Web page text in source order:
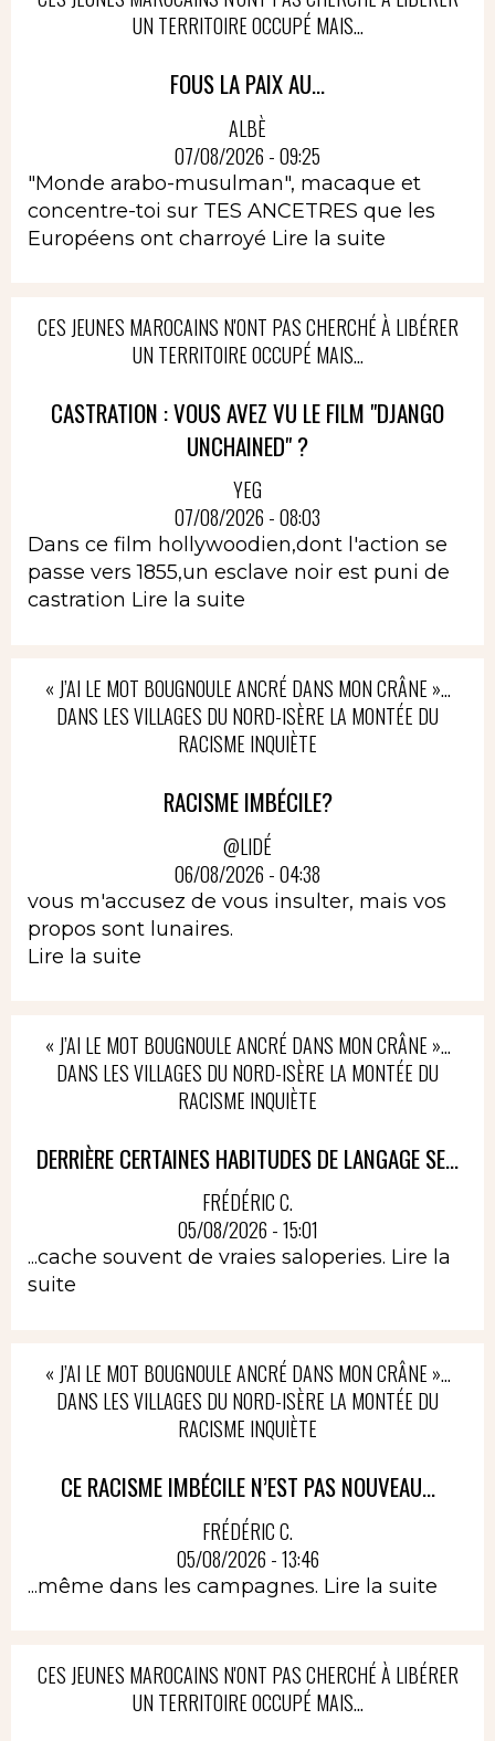
UN TERRITOIRE OCCUPÉ MAIS...
FOUS LA PAIX AU...
ALBÈ
07/08/2026 - 09:25
"Monde arabo-musulman", macaque et
concentre-toi sur TES ANCETRES que les
Européens ont charroyé Lire la suite
CES JEUNES MAROCAINS N'ONT PAS CHERCHÉ À LIBÉRER
UN TERRITOIRE OCCUPÉ MAIS...
CASTRATION : VOUS AVEZ VU LE FILM "DJANGO
UNCHAINED" ?
YEG
07/08/2026 - 08:03
Dans ce film hollywoodien,dont l'action se
passe vers 1855,un esclave noir est puni de
castration Lire la suite
« J’AI LE MOT BOUGNOULE ANCRÉ DANS MON CRÂNE »…
DANS LES VILLAGES DU NORD-ISÈRE LA MONTÉE DU
RACISME INQUIÈTE
RACISME IMBÉCILE?
@LIDÉ
06/08/2026 - 04:38
vous m'accusez de vous insulter, mais vos
propos sont lunaires.
Lire la suite
« J’AI LE MOT BOUGNOULE ANCRÉ DANS MON CRÂNE »…
DANS LES VILLAGES DU NORD-ISÈRE LA MONTÉE DU
RACISME INQUIÈTE
DERRIÈRE CERTAINES HABITUDES DE LANGAGE SE...
FRÉDÉRIC C.
05/08/2026 - 15:01
...cache souvent de vraies saloperies. Lire la
suite
« J’AI LE MOT BOUGNOULE ANCRÉ DANS MON CRÂNE »…
DANS LES VILLAGES DU NORD-ISÈRE LA MONTÉE DU
RACISME INQUIÈTE
CE RACISME IMBÉCILE N’EST PAS NOUVEAU...
FRÉDÉRIC C.
05/08/2026 - 13:46
...même dans les campagnes. Lire la suite
CES JEUNES MAROCAINS N'ONT PAS CHERCHÉ À LIBÉRER
UN TERRITOIRE OCCUPÉ MAIS...